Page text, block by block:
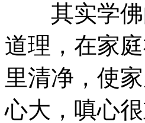
其实学佛
道理，在家
里清净，使
心大，嗔心